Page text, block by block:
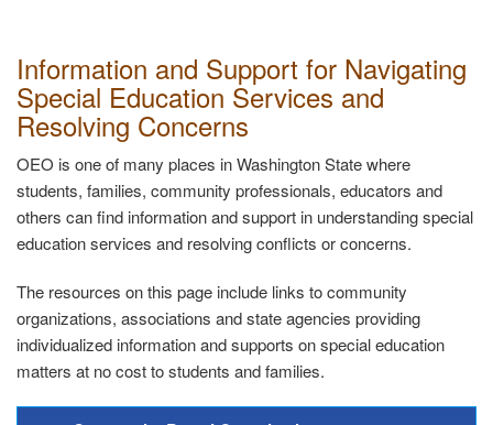
Information and Support for Navigating
Special Education Services and
Resolving Concerns
OEO is one of many places in Washington State where
students, families, community professionals, educators and
others can find information and support in understanding special
education services and resolving conflicts or concerns.
The resources on this page include links to community
organizations, associations and state agencies providing
individualized information and supports on special education
matters at no cost to students and families.